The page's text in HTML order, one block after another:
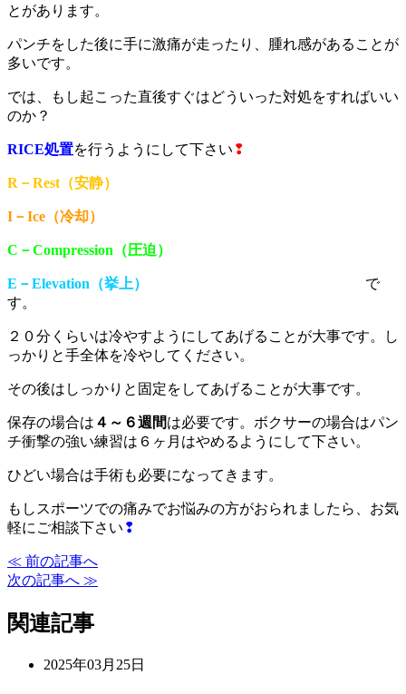
とがあります。
パンチをした後に手に激痛が走ったり、腫れ感があることが
多いです。
では、もし起こった直後すぐはどういった対処をすればいい
のか？
RICE処置を行うようにして下さい ❢
R－Rest（安静）
I －Ice（冷却）
C－Compression（圧迫）
E－Elevation（挙上）
で
す。
２０分くらいは冷やすようにしてあげることが大事です。し
っかりと手全体を冷やしてください。
その後はしっかりと固定をしてあげることが大事です。
保存の場合は ４～６週間は必要です。ボクサーの場合はパン
チ衝撃の強い練習は６ヶ月はやめるようにして下さい。
ひどい場合は手術も必要になってきます。
もしスポーツでの痛みでお悩みの方がおられましたら、お気
軽にご相談下さい ❢
≪ 前の記事へ
次の記事へ ≫
関連記事
2025年03月25日